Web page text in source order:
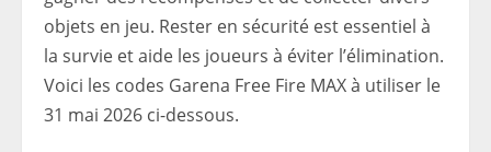
objets en jeu. Rester en sécurité est essentiel à
la survie et aide les joueurs à éviter l’élimination.
Voici les codes Garena Free Fire MAX à utiliser le
31 mai 2026 ci-dessous.